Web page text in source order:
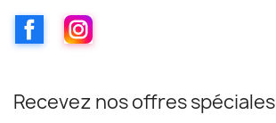
FacebookInstagram
Recevez nos offres spéciales